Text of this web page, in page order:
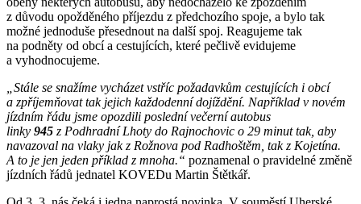
z důvodu opožděného příjezdu z předchozího spoje, a bylo tak
možné jednoduše přesednout na další spoj. Reagujeme tak
na podněty od obcí a cestujících, které pečlivě evidujeme
a vyhodnocujeme.
„Stále se snažíme vycházet vstříc požadavkům cestujících i obcí
a zpříjemňovat tak jejich každodenní dojíždění. Například v novém
jízdním řádu jsme opozdili poslední večerní autobus
linky 945 z Podhradní Lhoty do Rajnochovic o 29 minut tak, aby
navazoval na vlaky jak z Rožnova pod Radhoštěm, tak z Kojetína.
A to je jen jeden příklad z mnoha.“ poznamenal o pravidelné změně
jízdních řádů jednatel KOVEDu Martin Štětkář.